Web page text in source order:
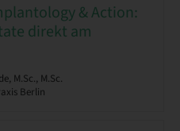
& Action:
direkt am
M.Sc., M.Sc.
Berlin